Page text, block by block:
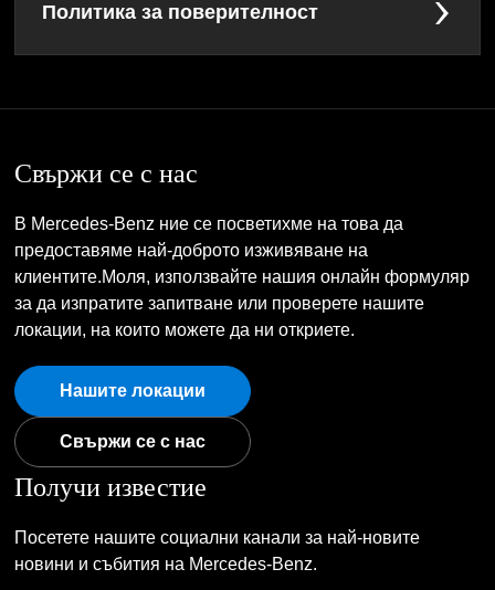
Политика за поверителност
Свържи се с нас
В Mercedes-Benz ние се посветихме на това да
предоставяме най-доброто изживяване на
клиентите.Моля, използвайте нашия онлайн формуляр
за да изпратите запитване или проверете нашите
локации, на които можете да ни откриете.
Нашите локации
Свържи се с нас
Получи известие
Посетете нашите социални канали за най-новите
новини и събития на Mercedes-Benz.